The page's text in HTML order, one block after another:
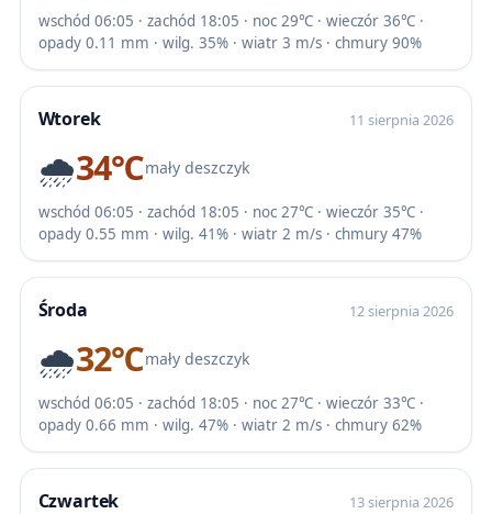
wschód 06:05 · zachód 18:05 · noc 29℃ · wieczór 36℃ ·
opady 0.11 mm · wilg. 35% · wiatr 3 m/s · chmury 90%
Wtorek 11 sierpnia 2026
🌧️34℃mały deszczyk
wschód 06:05 · zachód 18:05 · noc 27℃ · wieczór 35℃ ·
opady 0.55 mm · wilg. 41% · wiatr 2 m/s · chmury 47%
Środa 12 sierpnia 2026
🌧️32℃mały deszczyk
wschód 06:05 · zachód 18:05 · noc 27℃ · wieczór 33℃ ·
opady 0.66 mm · wilg. 47% · wiatr 2 m/s · chmury 62%
Czwartek 13 sierpnia 2026